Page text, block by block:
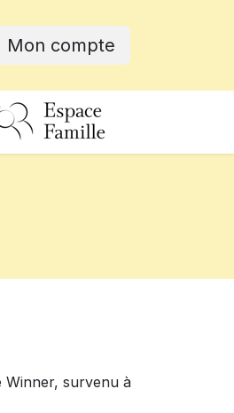
Mon compte
Winner, survenu à